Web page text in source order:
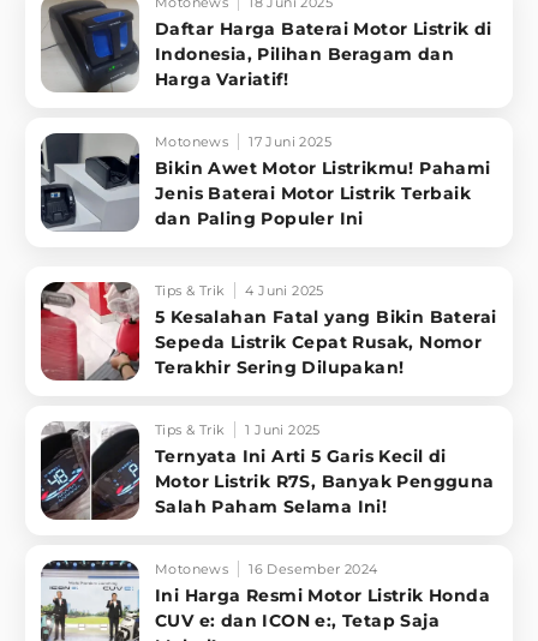
Daftar Harga Baterai Motor Listrik di
Indonesia, Pilihan Beragam dan
Harga Variatif!
Motonews 17 Juni 2025
Bikin Awet Motor Listrikmu! Pahami
Jenis Baterai Motor Listrik Terbaik
dan Paling Populer Ini
Tips & Trik 4 Juni 2025
5 Kesalahan Fatal yang Bikin Baterai
Sepeda Listrik Cepat Rusak, Nomor
Terakhir Sering Dilupakan!
Tips & Trik 1 Juni 2025
Ternyata Ini Arti 5 Garis Kecil di
Motor Listrik R7S, Banyak Pengguna
Salah Paham Selama Ini!
Motonews 16 Desember 2024
Ini Harga Resmi Motor Listrik Honda
CUV e: dan ICON e:, Tetap Saja